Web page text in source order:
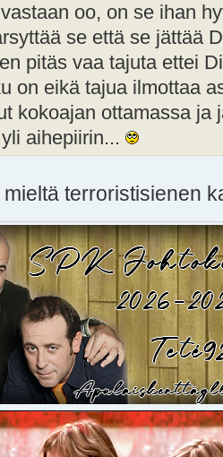
oo, on se ihan
se että se jättää
pitäs vaa tajuta ettei
on eikä tajua ilmottaa
kokoajan ottamassa ja
aihepiirin...
terroristisienen